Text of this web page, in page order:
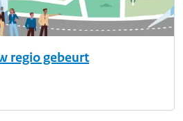
regio gebeurt